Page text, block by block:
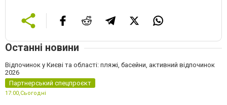
Останні новини
Відпочинок у Києві та області: пляжі, басейни, активний відпочинок
2026
Партнерський спецпроєкт
17:00,Сьогодні